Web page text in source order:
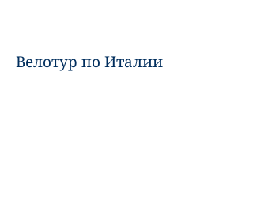
Велотур по Италии